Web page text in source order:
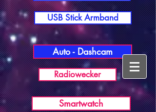
USB Stick Armband
Auto - Dashcam
Radiowecker
Smartwatch